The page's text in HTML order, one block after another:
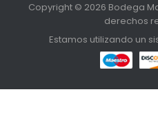
Copyright © 2026 Bodega
derechos
Estamos utilizando un